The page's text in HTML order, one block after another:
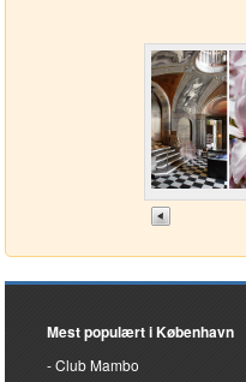
Mest populært i København
Club Mambo